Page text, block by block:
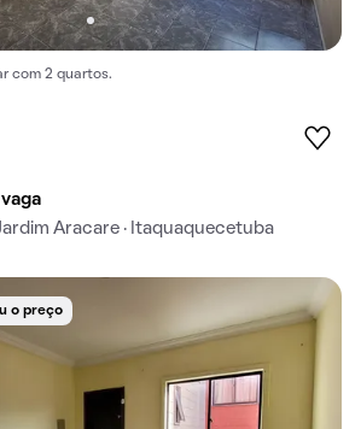
com 2 quartos.
vaga
Aracare · Itaquaquecetuba
o preço